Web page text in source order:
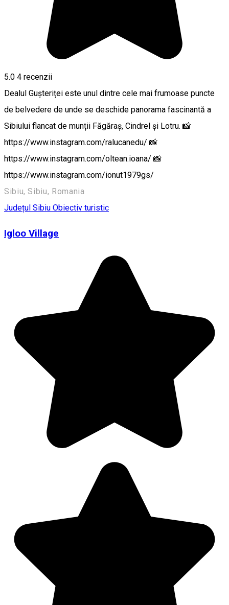
5.0 4 recenzii
Dealul Gușteriței este unul dintre cele mai frumoase puncte
de belvedere de unde se deschide panorama fascinantă a
Sibiului flancat de munții Făgăraș, Cindrel și Lotru. 📸
https://www.instagram.com/ralucanedu/ 📸
https://www.instagram.com/oltean.ioana/ 📸
https://www.instagram.com/ionut1979gs/
Sibiu, Sibiu, Romania
Județul Sibiu Obiectiv turistic
Igloo Village